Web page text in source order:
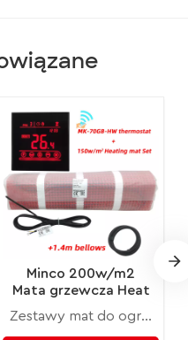
Minco 200w/m2
Mata grzewcza Heat
0,5~15m2 0,5m
szerokość
Zestawy mat do ogrzewania podłogowego to bardzo praktyczny i ekonomiczny sposób na zwiększenie komfortu w domu. Te systemy grzewcze zapewniają równomierną dystrybucję ciepła w każdym miejscu w domu, co w połączeniu z niskimi kosztami instalacji i eksploatacji. Ogrzewanie podłogowe to ekonomiczny sposób na uzyskanie idealnej temperatury otoczenia.